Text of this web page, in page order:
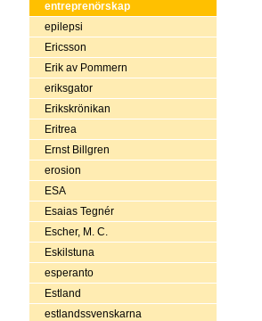
entreprenörskap
epilepsi
Ericsson
Erik av Pommern
eriksgator
Erikskrönikan
Eritrea
Ernst Billgren
erosion
ESA
Esaias Tegnér
Escher, M. C.
Eskilstuna
esperanto
Estland
estlandssvenskarna